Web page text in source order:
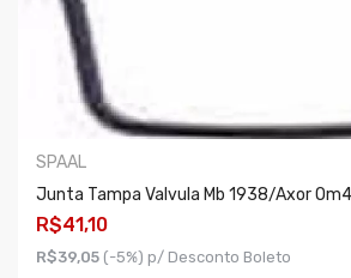
SPAAL
Junta Tampa Valvula Mb 1938/axor
R$41,10
R$39,05 (-5%) p/ Desconto Boleto